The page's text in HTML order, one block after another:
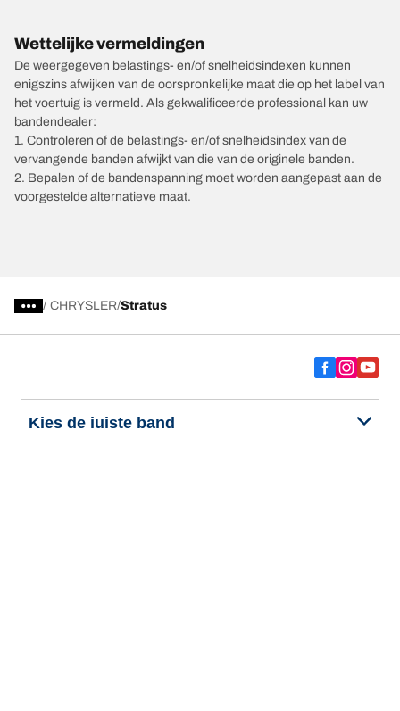
Wettelijke vermeldingen
De weergegeven belastings- en/of snelheidsindexen kunnen
enigszins afwijken van de oorspronkelijke maat die op het label van
het voertuig is vermeld. Als gekwalificeerde professional kan uw
bandendealer:
1. Controleren of de belastings- en/of snelheidsindex van de
vervangende banden afwijkt van die van de originele banden.
2. Bepalen of de bandenspanning moet worden aangepast aan de
voorgestelde alternatieve maat.
/ CHRYSLER Stratus
Kies de juiste band